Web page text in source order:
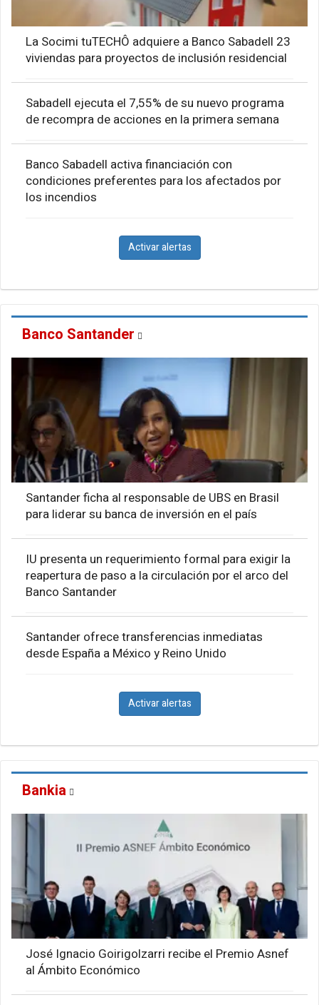
La Socimi tuTECHÔ adquiere a Banco Sabadell 23
viviendas para proyectos de inclusión residencial
Sabadell ejecuta el 7,55% de su nuevo programa
de recompra de acciones en la primera semana
Banco Sabadell activa financiación con
condiciones preferentes para los afectados por
los incendios
Activar alertas
Banco Santander
Santander ficha al responsable de UBS en Brasil
para liderar su banca de inversión en el país
IU presenta un requerimiento formal para exigir la
reapertura de paso a la circulación por el arco del
Banco Santander
Santander ofrece transferencias inmediatas
desde España a México y Reino Unido
Activar alertas
Bankia
José Ignacio Goirigolzarri recibe el Premio Asnef
al Ámbito Económico